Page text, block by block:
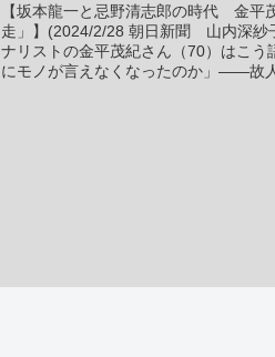
【坂本龍一と忌野清志郎の時代 金平
走」】(2024/2/28 朝日新聞 山内深
ナリストの金平茂紀さん（70）はこう
にモノが言えなくなったのか」――故